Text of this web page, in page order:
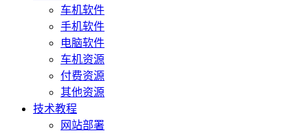
车机软件
手机软件
电脑软件
车机资源
付费资源
其他资源
技术教程
网站部署